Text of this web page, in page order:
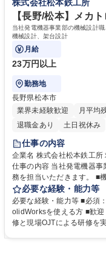
を習得いただきます。 その
て、実際の作業に慣れていただきます。 学歴・
専修学校 高校 語学力： 資
株式会社松本鉄工所
【長野/松本】メカ
当社発電機器事業部の機械設計
機械設計、架台設計
月給
23万円以上
勤務地
長野県松本市
業界未経験歓迎
月平均
退職金あり
土日祝休み
仕事の内容
企業名 株式会社松本鉄工所 求人名 【長野/松本】メカトロ設計技術者募集
仕事の内容 当社発電機器
務を担当いただきます。 ■機械設計、架台
建物への改変等は行わない ※
種 【長野/松本】メカトロ
必要な経験・能力等
必要な経験・能力等 ■必須：工業系
olidWorksを使える方 ■歓迎：機械、
修と現場OJTによる研修を実施 学歴・資格 学歴：大学院 大学 高